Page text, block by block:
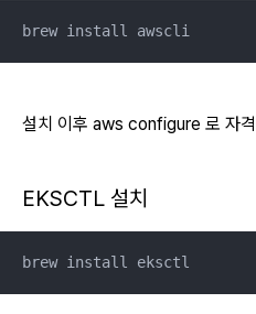
brew install awscli
설치 이후 aws configure 로 자
EKSCTL 설치
brew install eksctl